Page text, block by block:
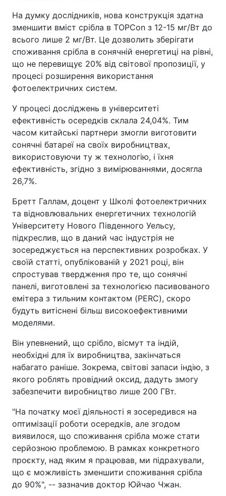
На думку дослідників, нова конструкція здатна
зменшити вміст срібла в TOPCon з 12-15 мг/Вт до
всього лише 2 мг/Вт. Це дозволить зберігати
споживання срібла в сонячній енергетиці на рівні,
що не перевищує 20% від світової пропозиції, у
процесі розширення використання
фотоелектричних систем.
У процесі досліджень в університеті
ефективність осередків склала 24,04%. Тим
часом китайські партнери змогли виготовити
сонячні батареї на своїх виробництвах,
використовуючи ту ж технологію, і їхня
ефективність, згідно з вимірюваннями, досягла
26,7%.
Бретт Галлам, доцент у Школі фотоелектричних
та відновлювальних енергетичних технологій
Університету Нового Південного Уельсу,
підкреслив, що в даний час індустрія не
зосереджується на перспективних розробках. У
своїй статті, опублікованій у 2021 році, він
спростував твердження про те, що сонячні
панелі, виготовлені за технологією пасивованого
емітера з тильним контактом (PERC), скоро
будуть витіснені більш високоефективними
моделями.
Він упевнений, що срібло, вісмут та індій,
необхідні для їх виробництва, закінчаться
набагато раніше. Зокрема, світові запаси індію, з
якого роблять провідний оксид, дадуть змогу
забезпечити виробництво лише 200 ГВт.
"На початку моєї діяльності я зосередився на
оптимізації роботи осередків, але згодом
виявилося, що споживання срібла може стати
серйозною проблемою. В рамках конкретного
проєкту, над яким я працював, ми підрахували,
що є можливість зменшити споживання срібла
до 90%", -- зазначив доктор Юйчао Чжан.